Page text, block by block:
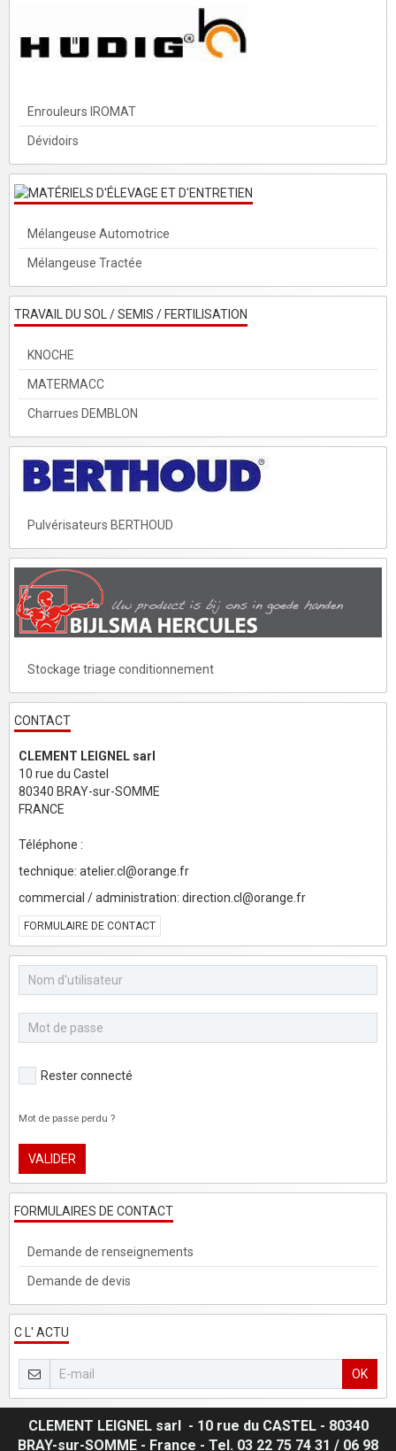
Enrouleurs IROMAT
Dévidoirs
Mélangeuse Automotrice
Mélangeuse Tractée
TRAVAIL DU SOL / SEMIS / FERTILISATION
KNOCHE
MATERMACC
Charrues DEMBLON
Pulvérisateurs BERTHOUD
Stockage triage conditionnement
CONTACT
CLEMENT LEIGNEL sarl
10 rue du Castel
80340 BRAY-sur-SOMME
FRANCE
Téléphone :
technique: atelier.cl@orange.fr
commercial / administration: direction.cl@orange.fr
FORMULAIRE DE CONTACT
Rester connecté
Mot de passe perdu ?
VALIDER
FORMULAIRES DE CONTACT
Demande de renseignements
Demande de devis
C L' ACTU
OK
CLEMENT LEIGNEL sarl - 10 rue du CASTEL - 80340
BRAY-sur-SOMME - France - Tel. 03 22 75 74 31 / 06 98